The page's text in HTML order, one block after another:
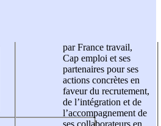
par France travail,
Cap emploi et ses
partenaires pour ses
actions concrètes en
faveur du recrutement,
de l’intégration et de
l’accompagnement de
ses collaborateurs en